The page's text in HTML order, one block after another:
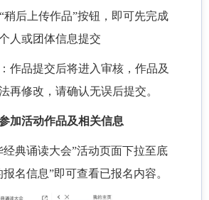
稍后上传作品”按钮，即可先完成
人或团体信息提交
作品提交后将进入审核，作品及
再修改，请确认无误后提交。
加活动作品及相关信息
经典诵读大会”活动页面下拉至底
名信息”即可查看已报名内容。